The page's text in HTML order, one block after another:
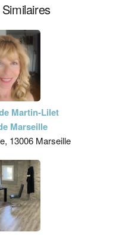
Martin-Lilet
Marseille
13006 Marseille